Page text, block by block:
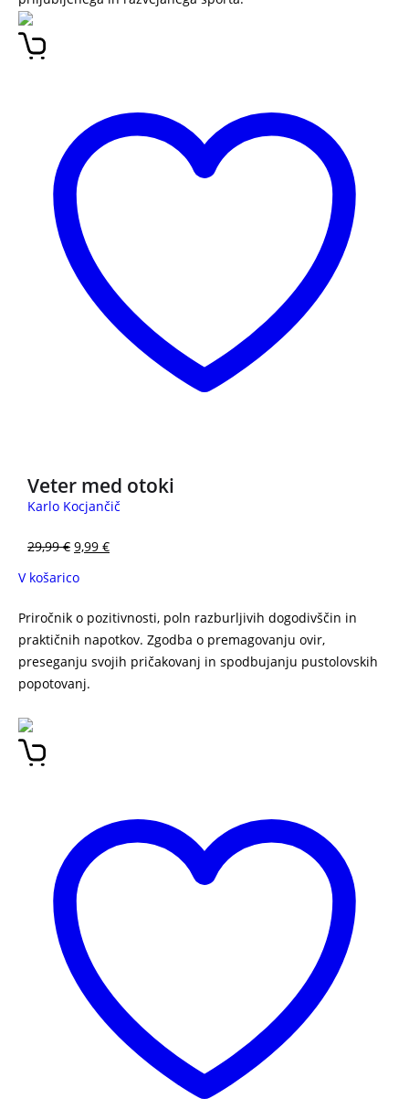
Veter med otoki
Karlo Kocjančič
29,99€ 9,99 €
V košarico
Priročnik o pozitivnosti, poln razburljivih dogodivščin in
praktičnih napotkov. Zgodba o premagovanju ovir,
preseganju svojih pričakovanj in spodbujanju pustolovskih
popotovanj.